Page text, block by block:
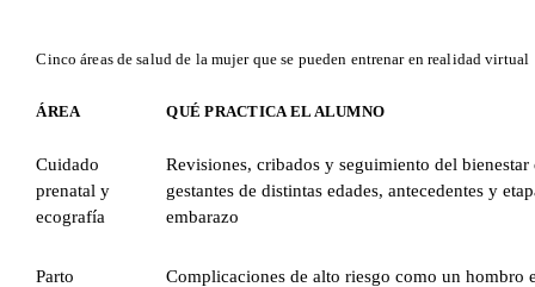
Cinco áreas de salud de la mujer que se pueden entrenar en realidad virtual
ÁREA QUÉ PRACTICA EL ALUMNO
Cuidado
prenatal y
ecografía
Revisiones, cribados y seguimiento del bienestar
gestantes de distintas edades, antecedentes y
embarazo
Parto
Complicaciones de alto riesgo como un hombro